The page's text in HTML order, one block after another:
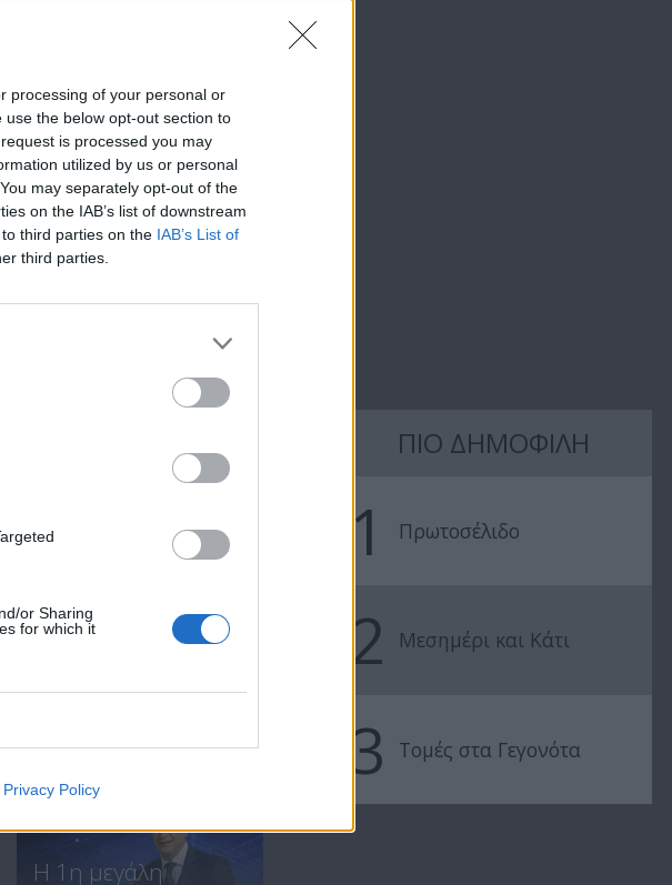
processing of your personal or
the below opt-out section to
is processed you may
utilized by us or personal
may separately opt-out of the
on the IAB’s list of downstream
third parties on the IAB’s List of
third parties.
or Sharing
for which it
Privacy Policy
συνεργασίας...
Η 1η μεγάλη
ΠΙΟ ΔΗΜΟΦΙΛΗ
1 Πρωτοσέλιδο
2 Μεσημέρι και Κάτι
3 Τομές στα Γεγονότα